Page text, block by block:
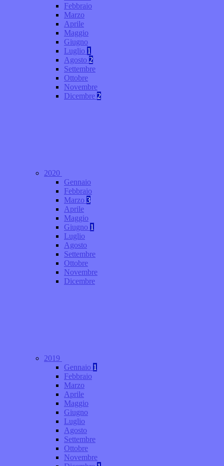
Febbraio
Marzo
Aprile
Maggio
Giugno
Luglio 1
Agosto 2
Settembre
Ottobre
Novembre
Dicembre 2
2020
Gennaio
Febbraio
Marzo 3
Aprile
Maggio
Giugno 1
Luglio
Agosto
Settembre
Ottobre
Novembre
Dicembre
2019
Gennaio 1
Febbraio
Marzo
Aprile
Maggio
Giugno
Luglio
Agosto
Settembre
Ottobre
Novembre